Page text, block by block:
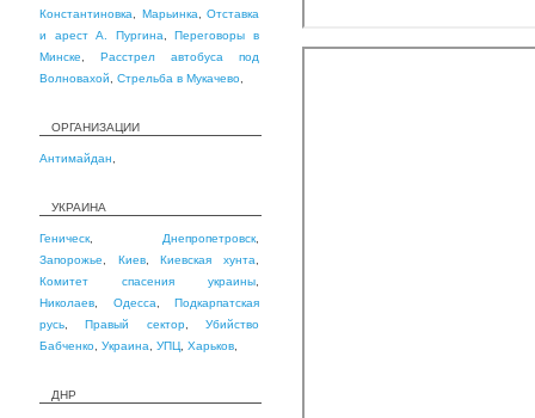
Константиновка
Марьинка
Отставка
и арест А. Пургина ,Переговоры в
Минске
Расстрел автобуса под
Волновахой
Стрельба в Мукачево
ОРГАНИЗАЦИИ
Антимайдан
УКРАИНА
Геническ Днепропетровск
Запорожье
Киев,Киевская хунта
Комитет спасения украины
Николаев
Одесса
Подкарпатская
русь ,Правый сектор,Убийство
Бабченко Украина УПЦ Харьков
ДНР